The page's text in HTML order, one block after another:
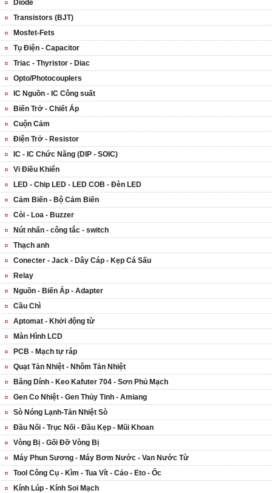
Diode
Transistors (BJT)
Mosfet-Fets
Tụ Điện - Capacitor
Triac - Thyristor - Diac
Opto/Photocouplers
IC Nguồn - IC Công suất
Biến Trở - Chiết Áp
Cuộn Cảm
Điện Trở - Resistor
IC - IC Chức Năng (DIP - SOIC)
Vi Điều Khiển
LED - Chip LED - LED COB - Đèn LED
Cảm Biến - Bộ Cảm Biến
Còi - Loa - Buzzer
Nút nhấn - công tắc - switch
Thạch anh
Conecter - Jack - Dây Cáp - Kẹp Cá Sấu
Relay
Nguồn - Biến Áp - Adapter
Cầu Chì
Aptomat - Khởi động từ
Màn Hình LCD
PCB - Mạch tự ráp
Quạt Tản Nhiệt - Nhôm Tản Nhiệt
Băng Dính - Keo Kafuter 704 - Sơn Phủ Mạch
Gen Co Nhiệt - Gen Thủy Tinh - Amiang
Sò Nóng Lạnh-Tản Nhiệt Sò
Đầu Nối - Trục Nối - Đầu Kẹp - Mũi Khoan
Vòng Bị - Gối Đỡ Vòng Bị
Máy Phun Sương - Máy Bơm Nước - Van Nước Từ
Tool Công Cụ - Kìm - Tua Vít - Cảo - Eto - Ốc
Kính Lúp - Kính Soi Mạch